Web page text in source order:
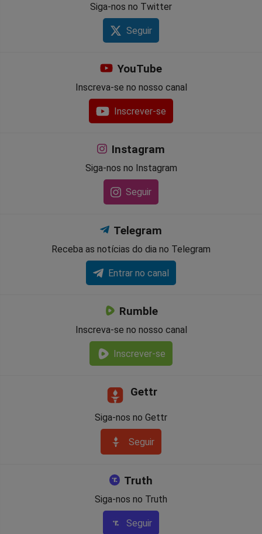
Siga-nos no Twitter
Seguir
YouTube
Inscreva-se no nosso canal
Inscrever-se
Instagram
Siga-nos no Instagram
Seguir
Telegram
Receba as notícias do dia no Telegram
Entrar no canal
Rumble
Inscreva-se no nosso canal
Inscrever-se
Gettr
Siga-nos no Gettr
Seguir
Truth
Siga-nos no Truth
Seguir